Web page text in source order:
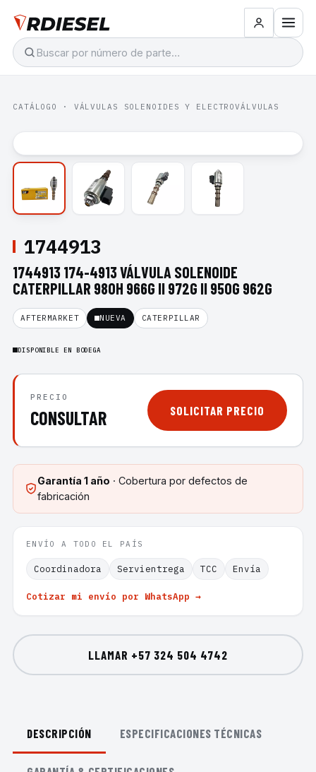
CATÁLOGO · VÁLVULAS SOLENOIDES Y ELECTROVÁLVULAS
1744913
1744913 174-4913 VÁLVULA SOLENOIDE
CATERPILLAR 980H 966G II 972G II 950G 962G
AFTERMARKET NUEVA CATERPILLAR
DISPONIBLE EN BODEGA
PRECIO
CONSULTAR SOLICITAR PRECIO
Garantía 1 año · Cobertura por defectos de
fabricación
ENVÍO A TODO EL PAÍS
Coordinadora Servientrega TCC Envía
Cotizar mi envío por WhatsApp →
LLAMAR +57 324 504 4742
DESCRIPCIÓN ESPECIFICACIONES TÉCNICAS